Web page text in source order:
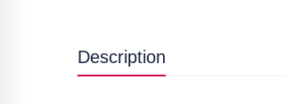
Description